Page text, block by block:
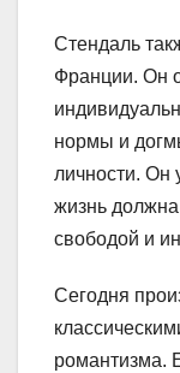
Стендаль
Франции. Он
нормы и
личности. Он
жизнь
свободой и
Сегодня
романтизма.